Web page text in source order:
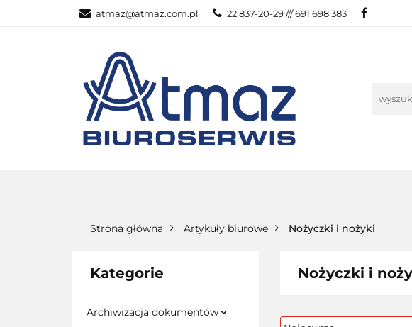
atmaz@atmaz.com.pl 22 837-20-29 /// 691 698 383
Strona główna Artykuły biurowe Nożyczki i nożyki
Kategorie
Archiwizacja dokumentów
Nożyczki i